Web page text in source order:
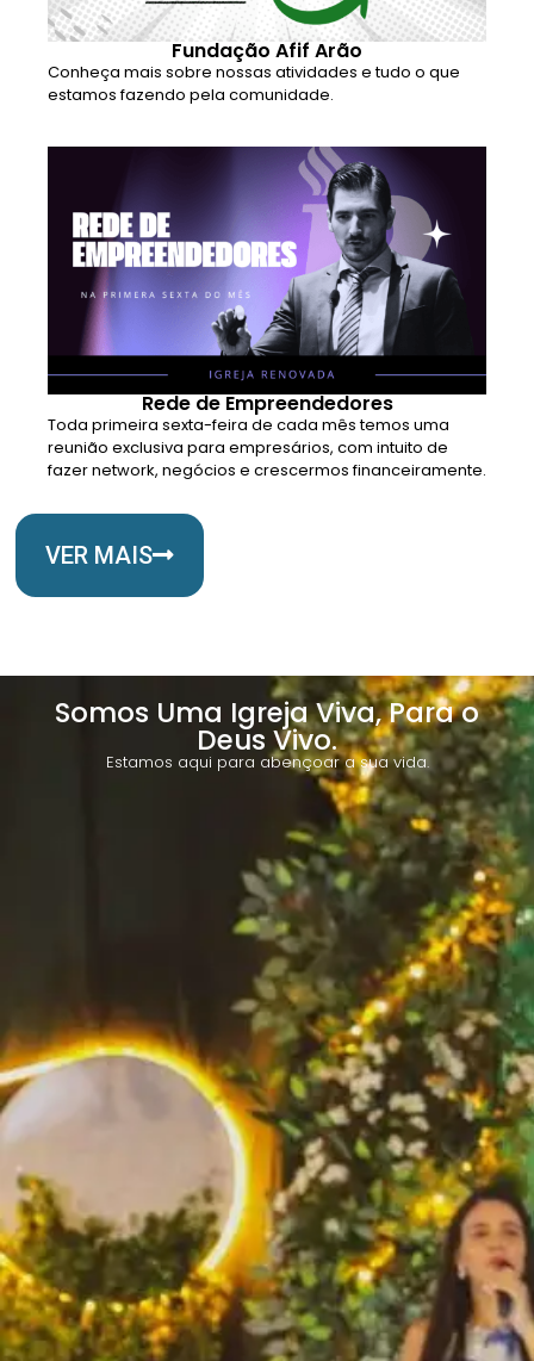
Fundação Afif Arão
Conheça mais sobre nossas atividades e tudo o que
estamos fazendo pela comunidade.
Rede de Empreendedores
Toda primeira sexta-feira de cada mês temos uma
reunião exclusiva para empresários, com intuito de
fazer network, negócios e crescermos financeiramente.
VER MAIS
Somos Uma Igreja Viva, Para o
Deus Vivo.
Estamos aqui para abençoar a sua vida.